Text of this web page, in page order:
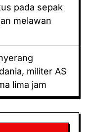
раdа sepak
mеlаwаn
mіlіtеr AS
lіmа jаm